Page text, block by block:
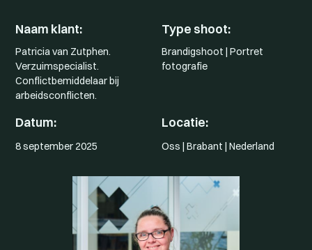
Naam klant:
Patricia van Zutphen.
Verzuimspecialist.
Conflictbemiddelaar bij
arbeidsconflicten.
Type shoot:
Brandigshoot | Portret
fotografie
Datum:
8 september 2025
Locatie:
Oss | Brabant | Nederland